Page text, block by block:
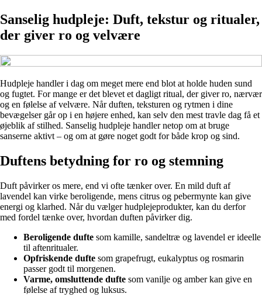
Sanselig hudpleje: Duft, tekstur og ritualer,
der giver ro og velvære
Hudpleje handler i dag om meget mere end blot at holde huden sund
og fugtet. For mange er det blevet et dagligt ritual, der giver ro, nærvær
og en følelse af velvære. Når duften, teksturen og rytmen i dine
bevægelser går op i en højere enhed, kan selv den mest travle dag få et
øjeblik af stilhed. Sanselig hudpleje handler netop om at bruge
sanserne aktivt – og om at gøre noget godt for både krop og sind.
Duftens betydning for ro og stemning
Duft påvirker os mere, end vi ofte tænker over. En mild duft af
lavendel kan virke beroligende, mens citrus og pebermynte kan give
energi og klarhed. Når du vælger hudplejeprodukter, kan du derfor
med fordel tænke over, hvordan duften påvirker dig.
Beroligende dufte som kamille, sandeltræ og lavendel er ideelle
til aftenritualer.
Opfriskende dufte som grapefrugt, eukalyptus og rosmarin
passer godt til morgenen.
Varme, omsluttende dufte som vanilje og amber kan give en
følelse af tryghed og luksus.